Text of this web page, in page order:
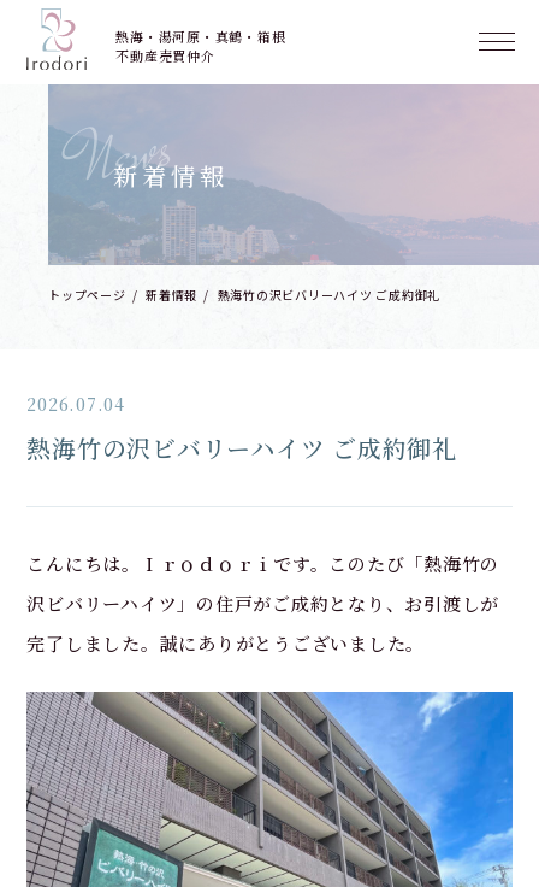
熱海・湯河原・真鶴・箱根
不動産売買仲介
新着情報
News
トップページ 新着情報 熱海竹の沢ビバリーハイツ ご成約御礼
2026.07.04
熱海竹の沢ビバリーハイツ ご成約御礼
こんにちは。Ｉｒｏｄｏｒｉです。このたび「熱海竹の
沢ビバリーハイツ」の住戸がご成約となり、お引渡しが
完了しました。誠にありがとうございました。